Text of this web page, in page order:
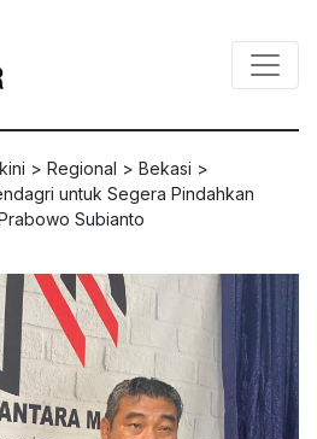
> Regional > Bekasi >
untuk Segera Pindahkan
Subianto